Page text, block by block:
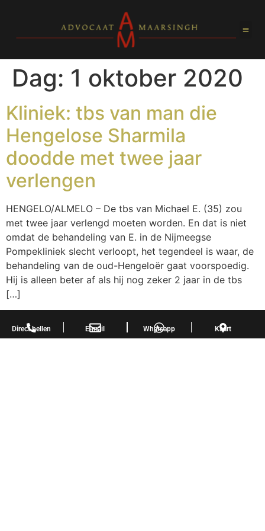
Dag: 1 oktober 2020
Kliniek: tbs van man die
Hengelose Sharmila
doodde met twee jaar
verlengen
HENGELO/ALMELO – De tbs van Michael E. (35) zou
met twee jaar verlengd moeten worden. En dat is niet
omdat de behandeling van E. in de Nijmeegse
Pompekliniek slecht verloopt, het tegendeel is waar, de
behandeling van de oud-Hengeloër gaat voorspoedig.
Hij is alleen beter af als hij nog zeker 2 jaar in de tbs
[…]
Direct bellen E-mail Whatsapp Kaart